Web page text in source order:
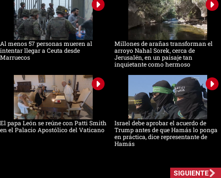
Al menos 57 personas mueren al
intentar llegar a Ceuta desde
Marruecos
Millones de arañas transforman el
arroyo Nahal Sorek, cerca de
Jerusalén, en un paisaje tan
inquietante como hermoso
El papa León se reúne con Patti Smith
en el Palacio Apostólico del Vaticano
Israel debe aprobar el acuerdo de
Trump antes de que Hamás lo ponga
en práctica, dice representante de
Hamás
SIGUIENTE